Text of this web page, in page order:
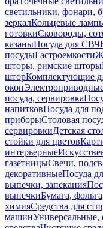
светильники, фонари,
зеркалКольцевые
готовкиСковороды,
казаныПосуда для СВЧ
посудыГастроемкости
шторы, римские шторы
шторКомплектующие
окон
посуда, сервировка
напитковПосуда для
приборыСтоловая
сервировкиДетская
стойки для цветов
интерьерные
газетницыСвечи,
декоративныеПосуда
выпечки, запекания
выпечкиБумага,
химияСредства для
машинУниверсальные,